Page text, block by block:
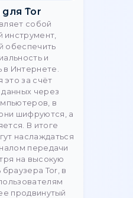
do pracy z API:
i Kod |